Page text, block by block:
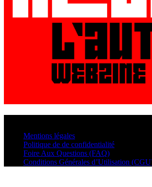
Mentions légales
Politique de de confidentialité
Foire Aux Questions (FAQ)
Conditions Générales d’Utilisation